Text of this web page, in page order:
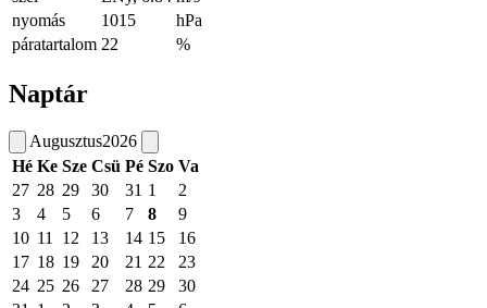
nyomás
1015
hPa
páratartalom 22 %
Naptár
Augusztus2026
Hé Ke Sze Csü Pé Szo Va
27 28 29 30 31 1
2
3
4 5 6 7 8
9
10 11 12 13 14 15
16
17 18 19 20 21 22
23
24 25 26 27 28 29
30